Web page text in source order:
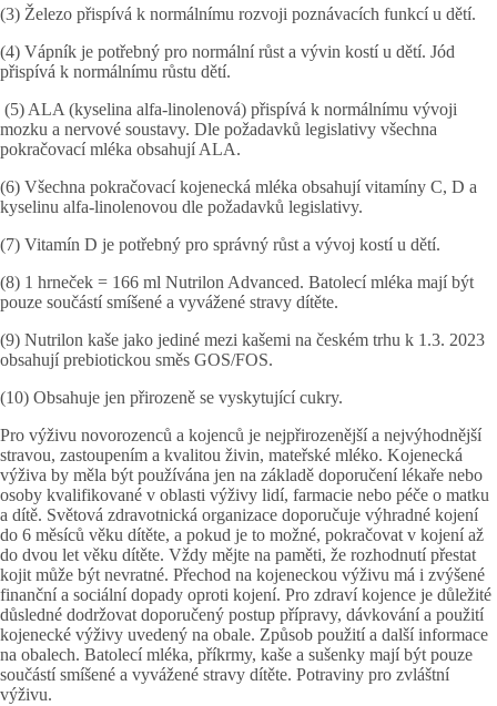
(3) Železo přispívá k normálnímu rozvoji poznávacích funkcí u dětí.
(4) Vápník je potřebný pro normální růst a vývin kostí u dětí. Jód
přispívá k normálnímu růstu dětí.
(5) ALA (kyselina alfa-linolenová) přispívá k normálnímu vývoji
mozku a nervové soustavy. Dle požadavků legislativy všechna
pokračovací mléka obsahují ALA.
(6) Všechna pokračovací kojenecká mléka obsahují vitamíny C, D a
kyselinu alfa-linolenovou dle požadavků legislativy.
(7) Vitamín D je potřebný pro správný růst a vývoj kostí u dětí.
(8) 1 hrneček = 166 ml Nutrilon Advanced. Batolecí mléka mají být
pouze součástí smíšené a vyvážené stravy dítěte.
(9) Nutrilon kaše jako jediné mezi kašemi na českém trhu k 1.3. 2023
obsahují prebiotickou směs GOS/FOS.
(10) Obsahuje jen přirozeně se vyskytující cukry.
Pro výživu novorozenců a kojenců je nejpřirozenější a nejvýhodnější
stravou, zastoupením a kvalitou živin, mateřské mléko. Kojenecká
výživa by měla být používána jen na základě doporučení lékaře nebo
osoby kvalifikované v oblasti výživy lidí, farmacie nebo péče o matku
a dítě. Světová zdravotnická organizace doporučuje výhradné kojení
do 6 měsíců věku dítěte, a pokud je to možné, pokračovat v kojení až
do dvou let věku dítěte. Vždy mějte na paměti, že rozhodnutí přestat
kojit může být nevratné. Přechod na kojeneckou výživu má i zvýšené
finanční a sociální dopady oproti kojení. Pro zdraví kojence je důležité
důsledné dodržovat doporučený postup přípravy, dávkování a použití
kojenecké výživy uvedený na obale. Způsob použití a další informace
na obalech. Batolecí mléka, příkrmy, kaše a sušenky mají být pouze
součástí smíšené a vyvážené stravy dítěte. Potraviny pro zvláštní
výživu.